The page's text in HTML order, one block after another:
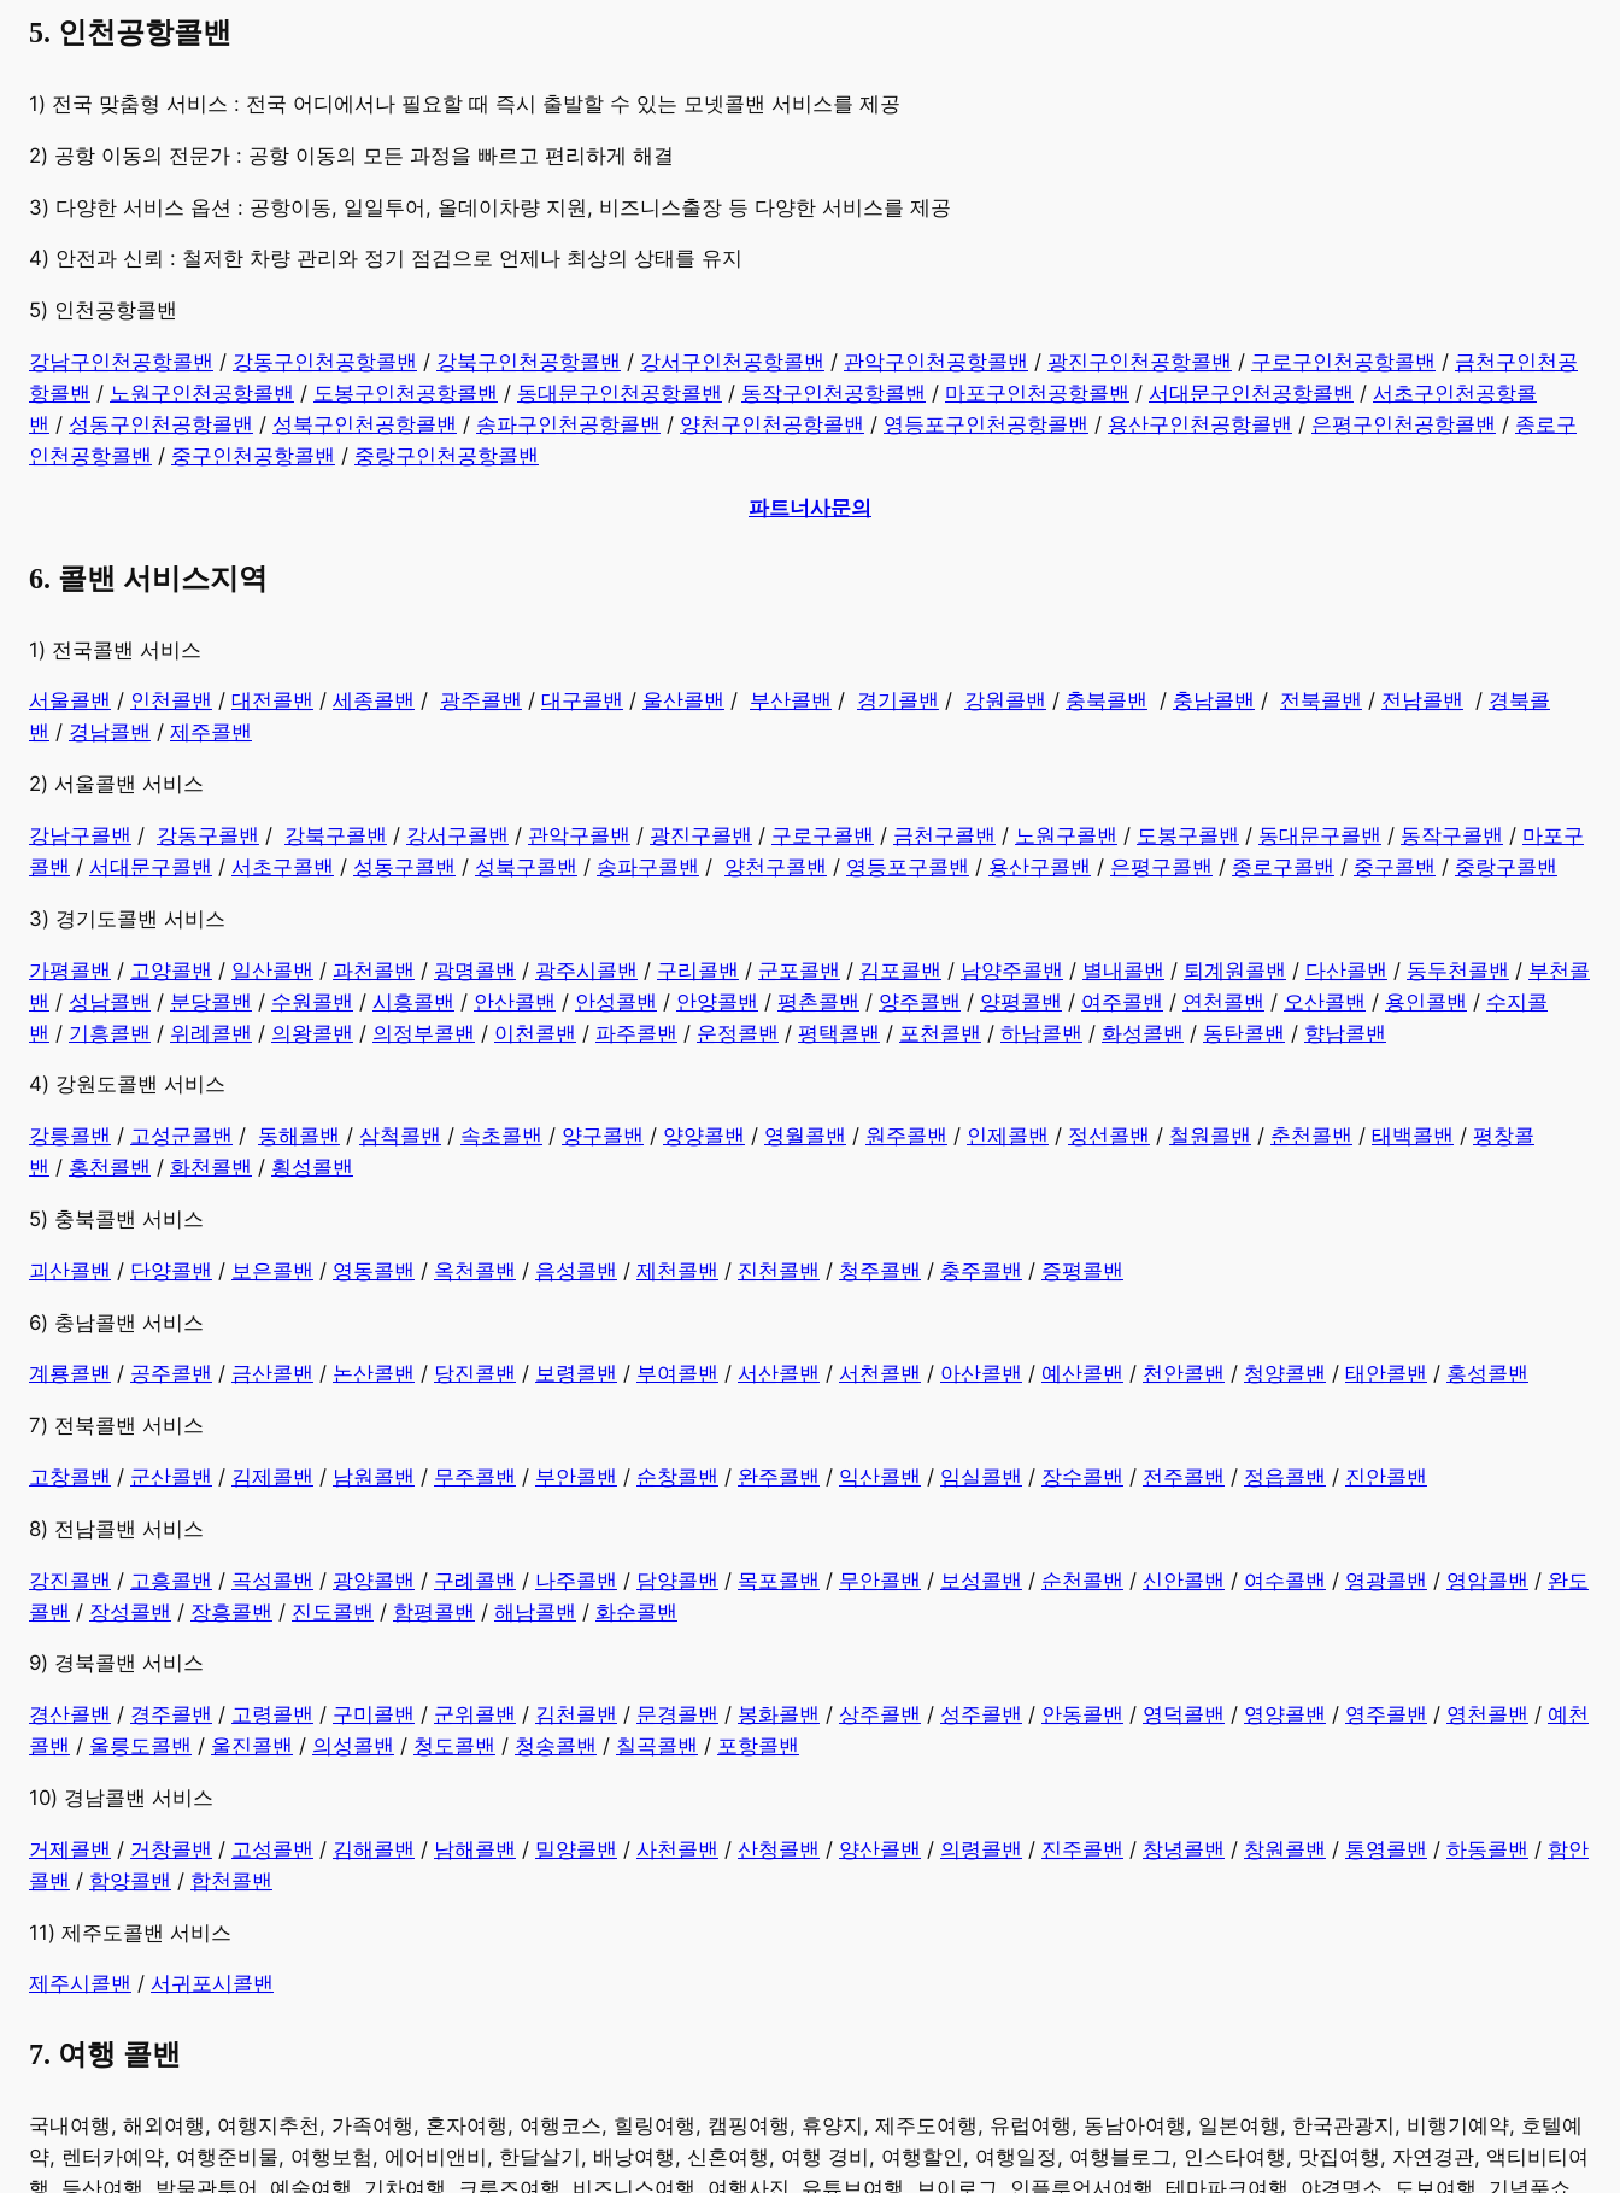
5. 인천공항콜밴
​1) 전국 맞춤형 서비스 : 전국 어디에서나 필요할 때 즉시 출발할 수 있는 모넷콜밴 서비스를 제공
2) 공항 이동의 전문가 : 공항 이동의 모든 과정을 빠르고 편리하게 해결
3) 다양한 서비스 옵션 : 공항이동, 일일투어, 올데이차량 지원, 비즈니스출장 등 다양한 서비스를 제공
4) 안전과 신뢰 : 철저한 차량 관리와 정기 점검으로 언제나 최상의 상태를 유지
5) 인천공항콜밴
강남구인천공항콜밴 / 강동구인천공항콜밴 / 강북구인천공항콜밴 / 강서구인천공항콜밴 / 관악구인천공항콜밴 / 광진구인천공항콜밴 / 구로구인천공항콜밴 / 금천구인천공
항콜밴 / 노원구인천공항콜밴 / 도봉구인천공항콜밴 / 동대문구인천공항콜밴 / 동작구인천공항콜밴 / 마포구인천공항콜밴 / 서대문구인천공항콜밴 / 서초구인천공항콜
밴 / 성동구인천공항콜밴 / 성북구인천공항콜밴 / 송파구인천공항콜밴 / 양천구인천공항콜밴 / 영등포구인천공항콜밴 / 용산구인천공항콜밴 / 은평구인천공항콜밴 / 종로구
인천공항콜밴 / 중구인천공항콜밴 / 중랑구인천공항콜밴
파트너사문의
6. 콜밴 서비스지역
​1) 전국콜밴 서비스
서울콜밴 / 인천콜밴 / 대전콜밴 / 세종콜밴 / 광주콜밴 / 대구콜밴 / 울산콜밴 / 부산콜밴 / 경기콜밴 / 강원콜밴 / 충북콜밴 / 충남콜밴 / 전북콜밴 / 전남콜밴 / 경북콜
밴 / 경남콜밴 ​ / 제주콜밴
2) 서울콜밴 서비스
강남구콜밴 / 강동구콜밴 / 강북구콜밴 / 강서구콜밴 / 관악구콜밴 / 광진구콜밴 / 구로구콜밴 / 금천구콜밴 / 노원구콜밴 / 도봉구콜밴 / 동대문구콜밴 / 동작구콜밴 / 마포구
콜밴 / 서대문구콜밴 / 서초구콜밴 / 성동구콜밴 / 성북구콜밴 / 송파구콜밴 / 양천구콜밴 / 영등포구콜밴 / 용산구콜밴 / 은평구콜밴 / 종로구콜밴 / 중구콜밴 / 중랑구콜밴
3) 경기도콜밴 서비스
가평콜밴 / 고양콜밴 / 일산콜밴 / 과천콜밴 / 광명콜밴 / 광주시콜밴 / 구리콜밴 / 군포콜밴 / 김포콜밴 / 남양주콜밴 / 별내콜밴 / 퇴계원콜밴 / 다산콜밴 / 동두천콜밴 / 부천콜
밴 / 성남콜밴 / 분당콜밴 / 수원콜밴 / 시흥콜밴 / 안산콜밴 / 안성콜밴 / 안양콜밴 / 평촌콜밴 / 양주콜밴 / 양평콜밴 / 여주콜밴 / 연천콜밴 / 오산콜밴 / 용인콜밴 / 수지콜
밴 / 기흥콜밴 / 위례콜밴 / 의왕콜밴 / 의정부콜밴 / 이천콜밴 / 파주콜밴 / 운정콜밴 / 평택콜밴 / 포천콜밴 / 하남콜밴 / 화성콜밴 / 동탄콜밴 / 향남콜밴
4) 강원도콜밴 서비스
강릉콜밴 / 고성군콜밴 / 동해콜밴 / 삼척콜밴 / 속초콜밴 / 양구콜밴 / 양양콜밴 / 영월콜밴 / 원주콜밴 / 인제콜밴 / 정선콜밴 / 철원콜밴 / 춘천콜밴 / 태백콜밴 / 평창콜
밴 / 홍천콜밴 / 화천콜밴 / 횡성콜밴
5) 충북콜밴 서비스
괴산콜밴 / 단양콜밴 / 보은콜밴 / 영동콜밴 / 옥천콜밴 / 음성콜밴 / 제천콜밴 / 진천콜밴 / 청주콜밴 / 충주콜밴 / 증평콜밴
6) 충남콜밴 서비스
계룡콜밴 / 공주콜밴 / 금산콜밴 / 논산콜밴 / 당진콜밴 / 보령콜밴 / 부여콜밴 / 서산콜밴 / 서천콜밴 / 아산콜밴 / 예산콜밴 / 천안콜밴 / 청양콜밴 / 태안콜밴 / 홍성콜밴
7) 전북콜밴 서비스
고창콜밴 / 군산콜밴 / 김제콜밴 / 남원콜밴 / 무주콜밴 / 부안콜밴 / 순창콜밴 / 완주콜밴 / 익산콜밴 / 임실콜밴 / 장수콜밴 / 전주콜밴 / 정읍콜밴 / 진안콜밴
8) 전남콜밴 서비스
강진콜밴 / 고흥콜밴 / 곡성콜밴 / 광양콜밴 / 구례콜밴 / 나주콜밴 / 담양콜밴 / 목포콜밴 / 무안콜밴 / 보성콜밴 / 순천콜밴 / 신안콜밴 / 여수콜밴 / 영광콜밴 / 영암콜밴 / 완도
콜밴 / 장성콜밴 / 장흥콜밴 / 진도콜밴 / 함평콜밴 / 해남콜밴 / 화순콜밴
9) 경북콜밴 서비스
경산콜밴 / 경주콜밴 / 고령콜밴 / 구미콜밴 / 군위콜밴 / 김천콜밴 / 문경콜밴 / 봉화콜밴 / 상주콜밴 / 성주콜밴 / 안동콜밴 / 영덕콜밴 / 영양콜밴 / 영주콜밴 / 영천콜밴 / 예천
콜밴 / 울릉도콜밴 / 울진콜밴 / 의성콜밴 / 청도콜밴 / 청송콜밴 / 칠곡콜밴 / 포항콜밴
10) 경남콜밴 서비스
​거제콜밴 / 거창콜밴 / 고성콜밴 / 김해콜밴 / 남해콜밴 / 밀양콜밴 / 사천콜밴 / 산청콜밴 / 양산콜밴 / 의령콜밴 / 진주콜밴 / 창녕콜밴 / 창원콜밴 / 통영콜밴 / 하동콜밴 / 함안
콜밴 / 함양콜밴 / 합천콜밴
11) 제주도콜밴 서비스
제주시콜밴 / 서귀포시콜밴
7. 여행 콜밴
​국내여행, 해외여행, 여행지추천, 가족여행, 혼자여행, 여행코스, 힐링여행, 캠핑여행, 휴양지, 제주도여행, 유럽여행, 동남아여행, 일본여행, 한국관광지, 비행기예약, 호텔예
약, 렌터카예약, 여행준비물, 여행보험, 에어비앤비, 한달살기, 배낭여행, 신혼여행, 여행 경비, 여행할인, 여행일정, 여행블로그, 인스타여행, 맛집여행, 자연경관, 액티비티여